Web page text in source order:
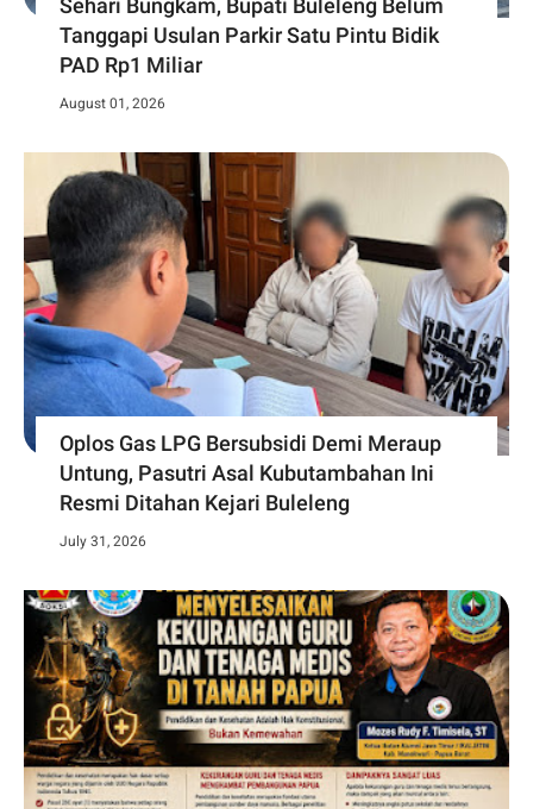
Sehari Bungkam, Bupati Buleleng Belum
Tanggapi Usulan Parkir Satu Pintu Bidik
PAD Rp1 Miliar
August 01, 2026
Oplos Gas LPG Bersubsidi Demi Meraup
Untung, Pasutri Asal Kubutambahan Ini
Resmi Ditahan Kejari Buleleng
July 31, 2026